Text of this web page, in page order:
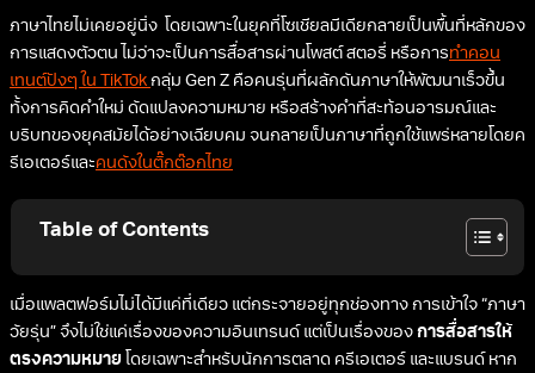
ภาษาไทยไม่เคยอยู่นิ่ง โดยเฉพาะในยุคที่โซเชียลมีเดียกลายเป็นพื้นที่หลักของ
การแสดงตัวตน ไม่ว่าจะเป็นการสื่อสารผ่านโพสต์ สตอรี่ หรือการทำคอน
เทนต์ปังๆ ใน TikTok กลุ่ม Gen Z คือคนรุ่นที่ผลักดันภาษาให้พัฒนาเร็วขึ้น
ทั้งการคิดคำใหม่ ดัดแปลงความหมาย หรือสร้างคำที่สะท้อนอารมณ์และ
บริบทของยุคสมัยได้อย่างเฉียบคม จนกลายเป็นภาษาที่ถูกใช้แพร่หลายโดยค
รีเอเตอร์และคนดังในติ๊กต๊อกไทย
Table of Contents
เมื่อแพลตฟอร์มไม่ได้มีแค่ที่เดียว แต่กระจายอยู่ทุกช่องทาง การเข้าใจ “ภาษา
วัยรุ่น” จึงไม่ใช่แค่เรื่องของความอินเทรนด์ แต่เป็นเรื่องของ การสื่อสารให้
ตรงความหมาย โดยเฉพาะสำหรับนักการตลาด ครีเอเตอร์ และแบรนด์ หาก